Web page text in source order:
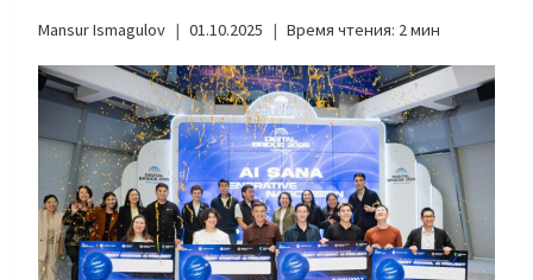
Mansur Ismagulov 01.10.2025 Время чтения: 2мин